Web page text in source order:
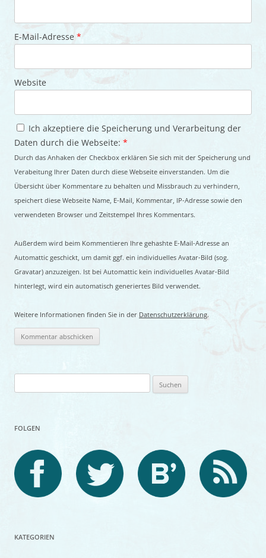
E-Mail-Adresse *
Website
Ich akzeptiere die Speicherung und Verarbeitung der
Daten durch die Webseite: *
Durch das Anhaken der Checkbox erklären Sie sich mit der Speicherung und
Verabeitung Ihrer Daten durch diese Webseite einverstanden. Um die
Übersicht über Kommentare zu behalten und Missbrauch zu verhindern,
speichert diese Webseite Name, E-Mail, Kommentar, IP-Adresse sowie den
verwendeten Browser und Zeitstempel Ihres Kommentars.
Außerdem wird beim Kommentieren Ihre gehashte E-Mail-Adresse an
Automattic geschickt, um damit ggf. ein individuelles Avatar-Bild (sog.
Gravatar) anzuzeigen. Ist bei Automattic kein individuelles Avatar-Bild
hinterlegt, wird ein automatisch generiertes Bild verwendet.
Weitere Informationen finden Sie in der Datenschutzerklärung.
nach:
FOLGEN
KATEGORIEN